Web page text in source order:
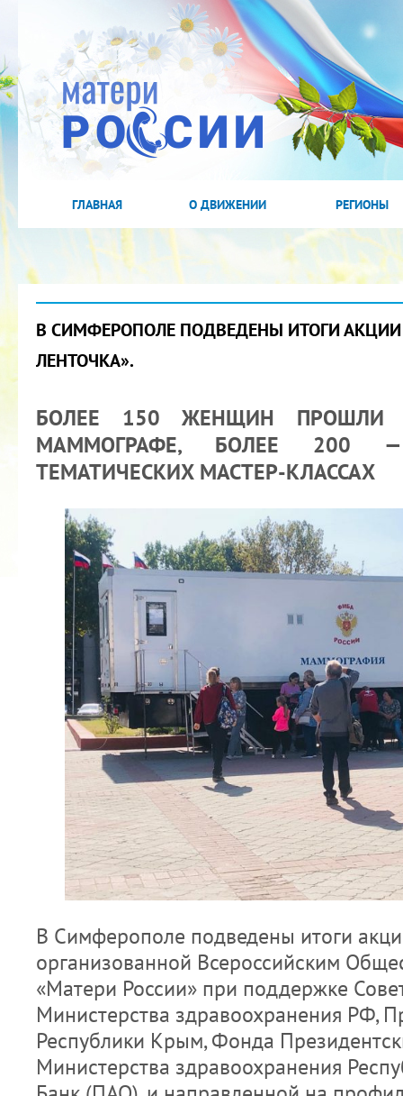
ГЛАВНАЯ О ДВИЖЕНИИ РЕГИОНЫ
В СИМФЕРОПОЛЕ ПОДВЕДЕНЫ ИТОГИ
ЛЕНТОЧКА».
БОЛЕЕ 150 ЖЕНЩИН ПРОШЛИ
МАММОГРАФЕ, БОЛЕЕ 200
ТЕМАТИЧЕСКИХ МАСТЕР-КЛАССАХ
В Симферополе подведены итоги
организованной Всероссийским
«Матери России» при поддержке
Министерства здравоохранения РФ,
Республики Крым, Фонда
Министерства здравоохранения
2022 ГОД ПРОВОЗГЛАШЕН ГОДОМ
МАТЕРИ В ЯКУТИИ
19.12.2021